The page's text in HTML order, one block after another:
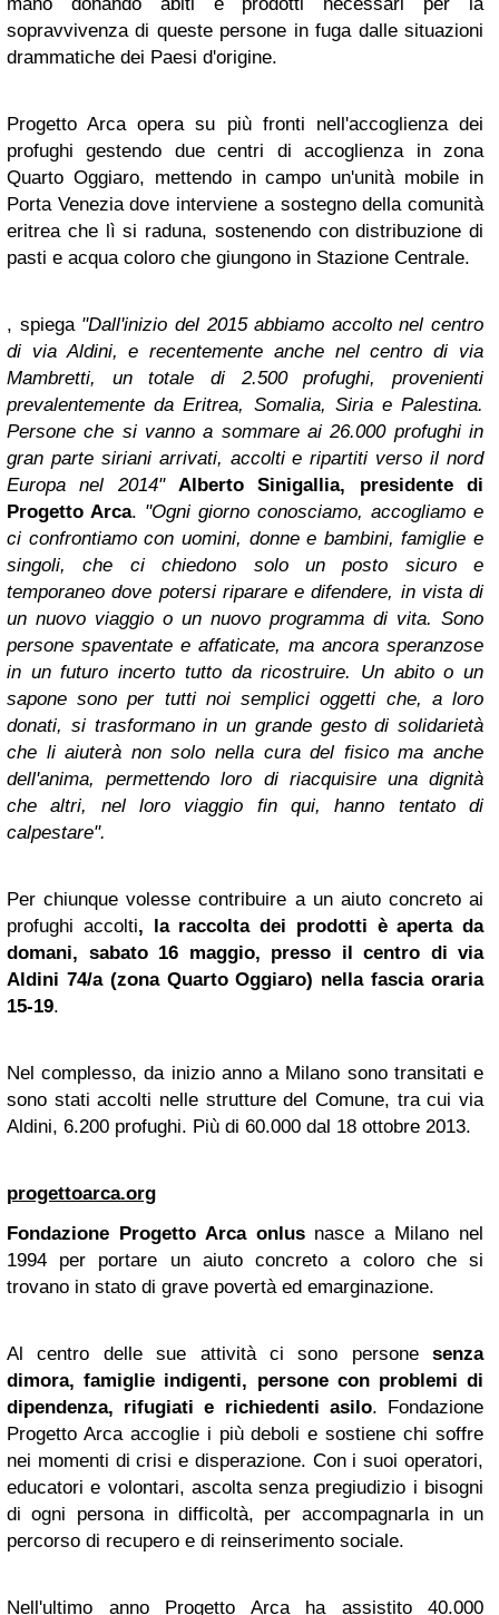
mano donando abiti e prodotti necessari per la
sopravvivenza di queste persone in fuga dalle situazioni
drammatiche dei Paesi d'origine.
Progetto Arca opera su più fronti nell'accoglienza dei
profughi gestendo due centri di accoglienza in zona
Quarto Oggiaro, mettendo in campo un'unità mobile in
Porta Venezia dove interviene a sostegno della comunità
eritrea che lì si raduna, sostenendo con distribuzione di
pasti e acqua coloro che giungono in Stazione Centrale.
, spiega "Dall'inizio del 2015 abbiamo accolto nel centro
di via Aldini, e recentemente anche nel centro di via
Mambretti, un totale di 2.500 profughi, provenienti
prevalentemente da Eritrea, Somalia, Siria e Palestina.
Persone che si vanno a sommare ai 26.000 profughi in
gran parte siriani arrivati, accolti e ripartiti verso il nord
Europa nel 2014" Alberto Sinigallia, presidente di
Progetto Arca. "Ogni giorno conosciamo, accogliamo e
ci confrontiamo con uomini, donne e bambini, famiglie e
singoli, che ci chiedono solo un posto sicuro e
temporaneo dove potersi riparare e difendere, in vista di
un nuovo viaggio o un nuovo programma di vita. Sono
persone spaventate e affaticate, ma ancora speranzose
in un futuro incerto tutto da ricostruire. Un abito o un
sapone sono per tutti noi semplici oggetti che, a loro
donati, si trasformano in un grande gesto di solidarietà
che li aiuterà non solo nella cura del fisico ma anche
dell'anima, permettendo loro di riacquisire una dignità
che altri, nel loro viaggio fin qui, hanno tentato di
calpestare".
Per chiunque volesse contribuire a un aiuto concreto ai
profughi accolti, la raccolta dei prodotti è aperta da
domani, sabato 16 maggio, presso il centro di via
Aldini 74/a (zona Quarto Oggiaro) nella fascia oraria
15-19.
Nel complesso, da inizio anno a Milano sono transitati e
sono stati accolti nelle strutture del Comune, tra cui via
Aldini, 6.200 profughi. Più di 60.000 dal 18 ottobre 2013.
progettoarca.org
Fondazione Progetto Arca onlusnasce a Milano nel
1994 per portare un aiuto concreto a coloro che si
trovano in stato di grave povertà ed emarginazione.
Al centro delle sue attività ci sono persone senza
dimora, famiglie indigenti, persone con problemi di
dipendenza, rifugiati e richiedenti asilo. Fondazione
Progetto Arca accoglie i più deboli e sostiene chi soffre
nei momenti di crisi e disperazione. Con i suoi operatori,
educatori e volontari, ascolta senza pregiudizio i bisogni
di ogni persona in difficoltà, per accompagnarla in un
percorso di recupero e di reinserimento sociale.
Nell'ultimo anno Progetto Arca ha assistito 40.000